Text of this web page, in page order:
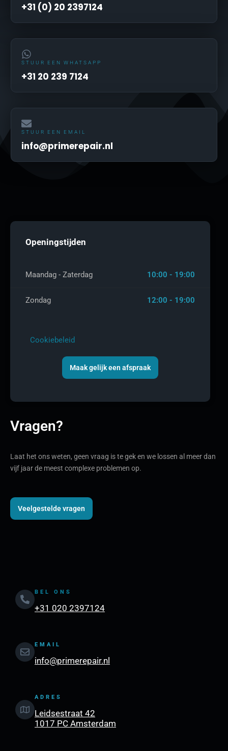
+31 (0) 20 2397124
STUUR EEN WHATSAPP
+31 20 239 7124
STUUR EEN EMAIL
info@primerepair.nl
Openingstijden
Maandag - Zaterdag 10:00 - 19:00
Zondag 12:00 - 19:00
Cookiebeleid
Maak gelijk een afspraak
Vragen?
Laat het ons weten, geen vraag is te gek en we lossen al meer dan
vijf jaar de meest complexe problemen op.
Veelgestelde vragen
BEL ONS
+31 020 2397124
EMAIL
info@primerepair.nl
ADRES
Leidsestraat 42
1017 PC Amsterdam